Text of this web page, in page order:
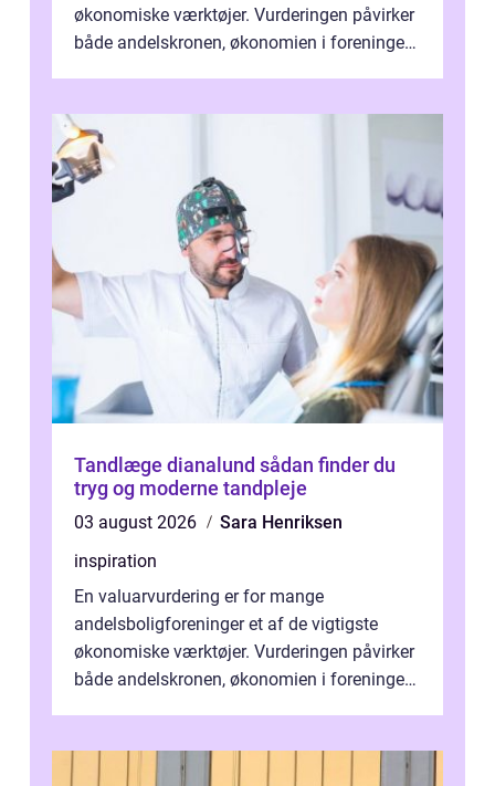
økonomiske værktøjer. Vurderingen påvirker
både andelskronen, økonomien i foreningen
Tandlæge dianalund sådan finder du
tryg og moderne tandpleje
03 august 2026
Sara Henriksen
inspiration
En valuarvurdering er for mange
andelsboligforeninger et af de vigtigste
økonomiske værktøjer. Vurderingen påvirker
både andelskronen, økonomien i foreningen